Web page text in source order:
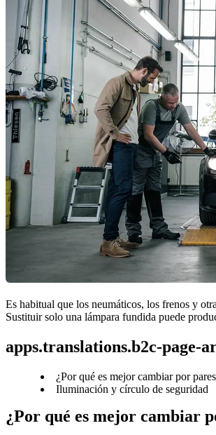
Es habitual que los neumáticos, los frenos y
Sustituir solo una lámpara fundida puede
apps.translations.b2c-
¿Por qué es mejor cambiar por
Iluminación y círculo de seguridad
¿Por qué es mejor cambiar